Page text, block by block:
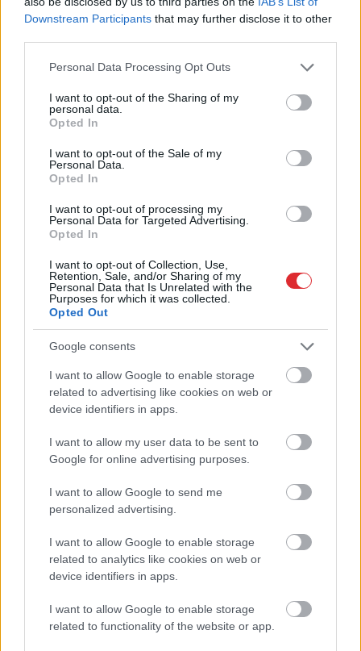
Downstream Participants that may further disclose it to other
Please note that this website/app uses one or more Google
not limited to your visit or usage behaviour. You may click to
grant or deny consent to Google and its third-party tags to
use your data for below specified purposes in below Google
consent section.
Personal Data Processing Opt Outs
I want to opt-out of the Sharing of my
personal data.
Opted In
I want to opt-out of the Sale of my
Personal Data.
Opted In
I want to opt-out of processing my
Personal Data for Targeted Advertising.
Opted In
I want to opt-out of Collection, Use,
Retention, Sale, and/or Sharing of my
Personal Data that Is Unrelated with the
Purposes for which it was collected.
Opted Out
Google consents
I want to allow Google to enable storage
related to advertising like cookies on web or
device identifiers in apps.
I want to allow my user data to be sent to
Google for online advertising purposes.
I want to allow Google to send me
personalized advertising.
I want to allow Google to enable storage
related to analytics like cookies on web or
device identifiers in apps.
I want to allow Google to enable storage
related to functionality of the website or app.
Speciālistikonsultē: Rudens vīrusi, klepus
profilakse un ārstēšanas iespējas
mentālās veselības
profilaksei
veselība – klusais
risks, par kuru
sievietēm jāzina
PēterisApinis:
Amerikas Sirds
asociācija iesaka dzert
veselības uzlabošanas
nolūkos
Vērtīgākie dārzeņi,
augļi un ogas, ko
Atcelt Ziņot